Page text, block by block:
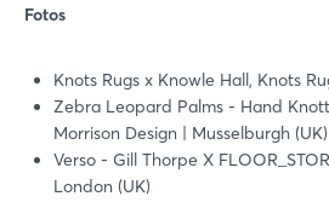
Fotos
Knots Rugs x Knowle Hall, Knots
Zebra Leopard Palms - Hand
Morrison Design | Musselburgh (UK)
Verso - Gill Thorpe X
London (UK)